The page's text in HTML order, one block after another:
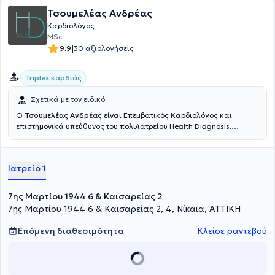
Τσουμελέας Ανδρέας
Καρδιολόγος
MSc.
9.9|30 αξιολογήσεις
Triplex καρδιάς
Σχετικά με τον ειδικό
O Τσουμελέας Ανδρέας είναι Επεμβατικός Καρδιολόγος και
επιστημονικά υπεύθυνος του πολυϊατρείου Health Diagnosis.
Θεραπευτηρίου Αθηνών, Επεμβατικός Καρδιολόγος στη Βιοκλινική
«ΥΓΕΙΑ» και «ΙΑΣΩ GENERAL». Είναι πτυχιούχος Ιατρικής από την
Ιατρική Σχολή του Εθνικού Καποδιστριακού Πανεπιστημίου Αθηνών
(ΕΚΠΑ), με βαθμό «λίαν καλώς». Ακολούθησε η διαδικασία της
ειδίκευσής του στην Καρδιολογία, η οποία περιελάμβανε δυο έτη
Παθολογίας στην Β’ Πανεπιστημιακή Παθολογική Κλινική του Γ.Ν.Α.
«Ιπποκράτειο» και τέσσερα έτη Καρδιολογίας στην Β’ Καρδιολογική
κλινική του Γενικού Νοσοκομείου Αθηνών «Κοργιαλένειο -
ειδικότητας στην Καρδιολογία το 2019. Στη συνέχεια, εξειδικεύτηκε
Ιατρείο 1
7ης Μαρτίου 1944 6 & Καισαρείας 2
7ης Μαρτίου 1944 6 & Καισαρείας 2, 4, Νίκαια, ΑΤΤΙΚΗ
Επόμενη διαθεσιμότητα
Κλείσε ραντεβού